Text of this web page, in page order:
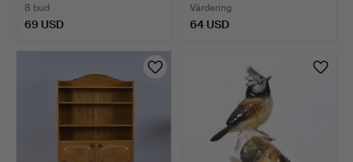
8 bud
69 USD
Värdering
64 USD